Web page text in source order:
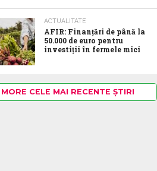
ACTUALITATE
AFIR: Finanțări de până la
50.000 de euro pentru
investiții în fermele mici
MORE CELE MAI RECENTE ȘTIRI